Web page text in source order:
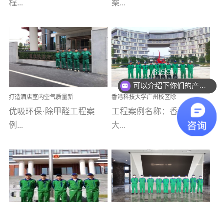
自动化生产设备和成熟的
选择源头源材料、严控产
品质量，我们每一批的生
产产品都经过严格的质检
程序；生产车间为优吸总
部和全国分支机构生产光
触媒、净醛王、祛味剂等
优吸系列产品，保质保量
完成生产任务，确保全国
求。资质优势团队优势分
支优势优吸环保是一棵正
茁壮成长的树，只要我们
人人都爱护她、珍惜她、
程...
案例【深圳安居乐寓】室
内空气治理项目深圳安居
乐寓 深圳市安居乐寓
为深圳安居集团旗下城...
案...
例(学校工装节选)广州南沙
小学(珠江湾校区)项目地
址：广州市南沙区海滨路
南沙珠江湾江门市蓬江区
禾...
打造酒店室内空气质量新
标杆——优吸环保·标杆之
作：东莞美豪雅致酒店室
内空气治理工程纪实
优吸环保·除甲醛工程案
例...
【东莞美豪雅致酒店】室
内空气治理项目东莞美豪
雅致酒店 东莞美豪雅
香港科技大学广州校区除
甲醛项目圆满完成
工程案例名称：香港科技
大...
学广州校区室内空气治
理 工程案例地址：广
州南沙区·香港科技大学(广
可以介绍下你们的产品么